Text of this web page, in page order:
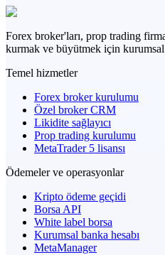
Forex broker'ları, prop trading
kurmak ve büyütmek için kurumsal
Temel hizmetler
Forex broker kurulumu
Özel broker CRM
Likidite sağlayıcı
Prop trading kurulumu
MetaTrader 5 lisansı
Ödemeler ve operasyonlar
Kripto ödeme geçidi
Borsa API
White label borsa
Kurumsal banka hesabı
MetaManager